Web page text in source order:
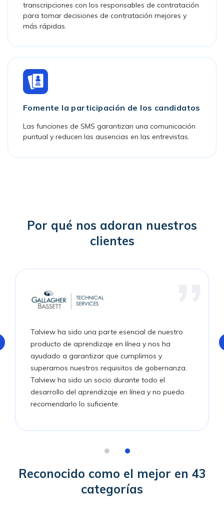
transcripciones con los responsables de contratación
para tomar decisiones de contratación mejores y
más rápidas.
Fomente la participación de los candidatos
Las funciones de SMS garantizan una comunicación
puntual y reducen las ausencias en las entrevistas.
Por qué nos adoran nuestros
clientes
Talview ha sido una parte esencial de nuestro
producto de aprendizaje en línea y nos ha
ayudado a garantizar que cumplimos y
superamos nuestros requisitos de gobernanza.
Talview ha sido un socio durante todo el
desarrollo del aprendizaje en línea y no puedo
recomendarlo lo suficiente.
Reconocido como el mejor en 43
categorías